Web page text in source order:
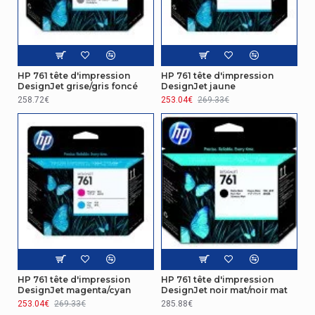
Largeur brute de la palette 101,6 cm
Poids brut du casier
principal (externe)
2,81 kg
Produit par casier principal
(externe)
5 pièce(s)
Données logistiques
Produits par palette 510 pièce(s)
Autres caractéristiques
Cartouche d'encre
Données logistiques
Poids brut de la palette 304,4 kg
HP 761 tête d'impression
DesignJet grise/gris foncé
258.72€
HP 761 tête d'impression
DesignJet jaune
253.04€ 269.33€
HP 761 tête d'impression
DesignJet magenta/cyan
253.04€ 269.33€
HP 761 tête d'impression
DesignJet noir mat/noir mat
285.88€